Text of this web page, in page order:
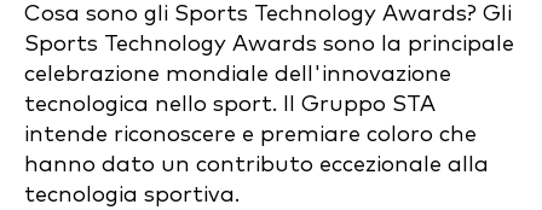
Cosa sono gli Sports Technology Awards? Gli
Sports Technology Awards sono la principale
celebrazione mondiale dell'innovazione
tecnologica nello sport. Il Gruppo STA
intende riconoscere e premiare coloro che
hanno dato un contributo eccezionale alla
tecnologia sportiva.